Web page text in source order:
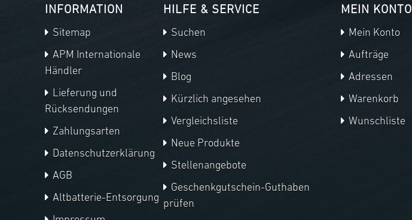
INFORMATION
Sitemap
APM Internationale
Händler
Lieferung und
Rücksendungen
Zahlungsarten
Datenschutzerklärung
AGB
Altbatterie-Entsorgung
HILFE & SERVICE
Suchen
News
Blog
Kürzlich angesehen
Vergleichsliste
Neue Produkte
Stellenangebote
Geschenkgutschein-Guthaben
prüfen
MEIN KONTO
Mein Konto
Aufträge
Adressen
Warenkorb
Wunschliste